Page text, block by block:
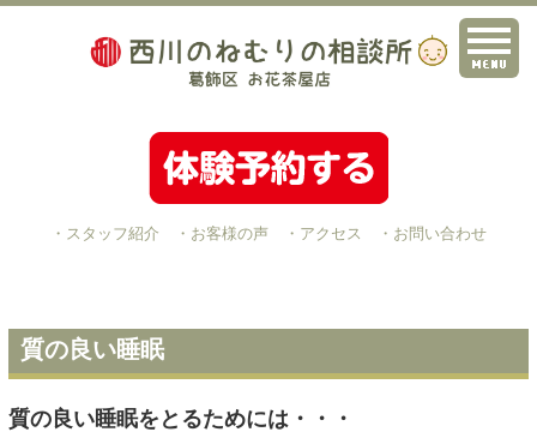
・スタッフ紹介 ・お客様の声 ・アクセス ・お問い合わせ
質の良い睡眠
質の良い睡眠をとるためには・・・